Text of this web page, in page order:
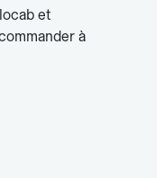
et
à